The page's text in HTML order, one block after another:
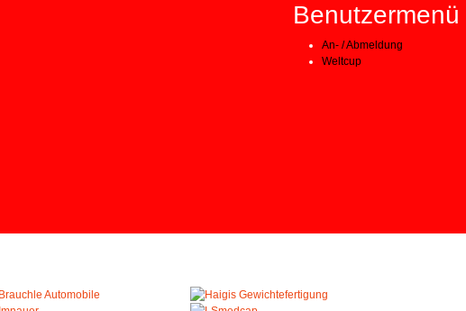
Benutzermenü
An- / Abmeldung
Weltcup